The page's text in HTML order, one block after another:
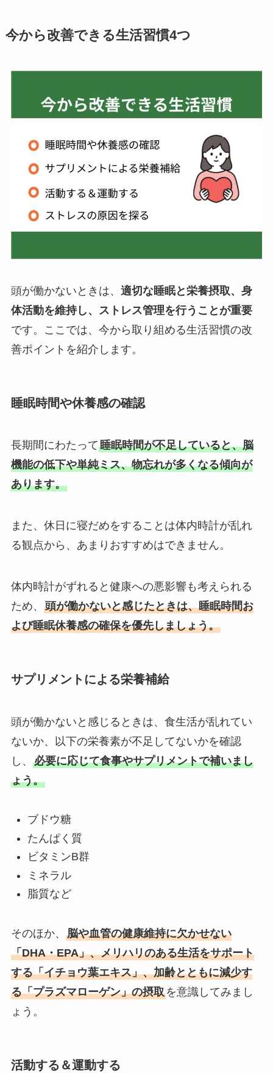
今から改善できる生活習慣4つ
頭が働かないときは、 適切な睡眠と栄養摂取、身
体活動を維持し、ストレス管理を行うことが重要
です。ここでは、今から取り組める生活習慣の改
善ポイントを紹介します。
睡眠時間や休養感の確認
長期間にわたって睡眠時間が不足していると、脳
機能の低下や単純ミス、物忘れが多くなる傾向が
あります。
また、休日に寝だめをすることは体内時計が乱れ
る観点から、あまりおすすめはできません。
体内時計がずれると健康への悪影響も考えられる
ため、 頭が働かないと感じたときは、睡眠時間お
よび睡眠休養感の確保を優先しましょう。
サプリメントによる栄養補給
頭が働かないと感じるときは、食生活が乱れてい
ないか、以下の栄養素が不足してないかを確認
し、 必要に応じて食事やサプリメントで補いまし
ょう。
ブドウ糖
たんぱく質
ビタミンB群
ミネラル
脂質など
そのほか、 脳や血管の健康維持に欠かせない
「DHA・EPA」、メリハリのある生活をサポート
する「イチョウ葉エキス」、加齢とともに減少す
る「プラズマローゲン」の摂取を意識してみまし
ょう。
活動する＆運動する